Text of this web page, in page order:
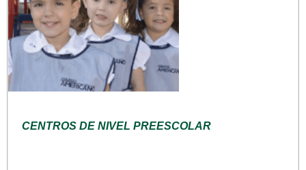
CENTROS DE NIVEL PREESCOLAR